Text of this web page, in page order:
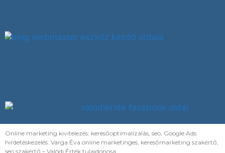
Online marketing kivitelezés: keresőoptimalizálás, seo, Google Ads
hirdetéskezelés. Varga Éva online marketinges, keresőmarketing szakértő,
seo szakértő – Valódi Érték tulajdonosa